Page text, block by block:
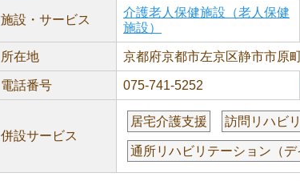
施設・サービス
介護老人保健施設（老人保健
施設）
所在地 京都府京都市左京区静市市原
電話番号 075-741-5252
併設サービス
居宅介護支援 訪問リハビ
通所リハビリテーション（デ